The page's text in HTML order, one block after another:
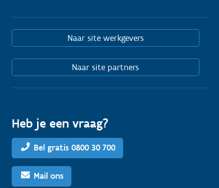
Naar site werkgevers
Naar site partners
Heb je een vraag?
Bel gratis 0800 30 700
Mail ons